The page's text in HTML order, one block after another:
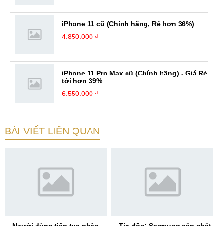
iPhone 11 cũ (Chính hãng, Rẻ hơn 36%)
4.850.000 ₫
iPhone 11 Pro Max cũ (Chính hãng) - Giá Rẻ
tới hơn 39%
6.550.000 ₫
BÀI VIẾT LIÊN QUAN